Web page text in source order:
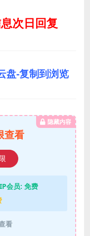
次日回复
盘-复制到浏览
隐藏内容
查看
会员: 免费
看